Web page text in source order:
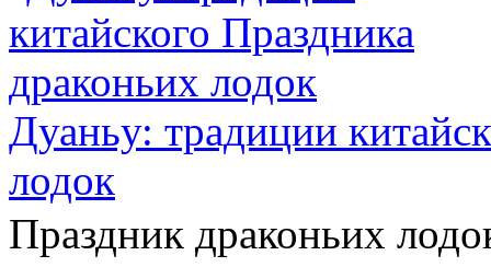
Дуаньу: традиции
лодок
Праздник драконьих